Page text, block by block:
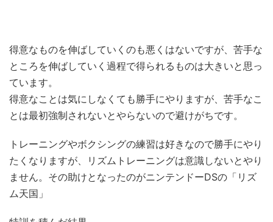
得意なものを伸ばしていくのも悪くはないですが、苦手な
ところを伸ばしていく過程で得られるものは大きいと思っ
ています。
得意なことは気にしなくても勝手にやりますが、苦手なこ
とは最初強制されないとやらないので避けがちです。
トレーニングやボクシングの練習は好きなので勝手にやり
たくなりますが、リズムトレーニングは意識しないとやり
ません。その助けとなったのがニンテンドーDSの「リズ
ム天国」